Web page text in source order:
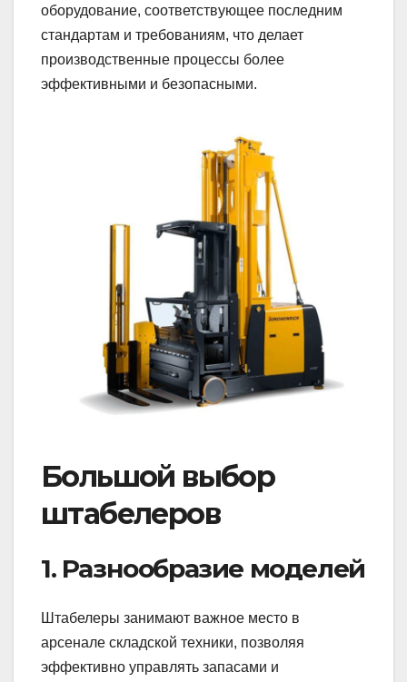
оборудование, соответствующее последним
стандартам и требованиям, что делает
производственные процессы более
эффективными и безопасными.
Большой выбор
штабелеров
1. Разнообразие моделей
Штабелеры занимают важное место в
арсенале складской техники, позволяя
эффективно управлять запасами и